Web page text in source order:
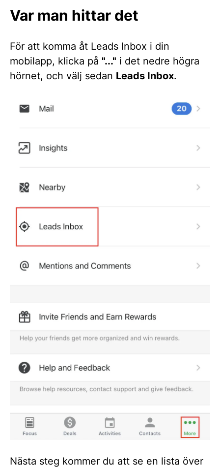
Var man hittar det
För att komma åt Leads Inbox i din
mobilapp, klicka på "..." i det nedre högra
hörnet, och välj sedan Leads Inbox.
Nästa steg kommer du att se en lista över